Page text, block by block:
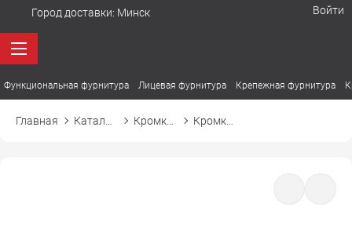
Город доставки: Минск Войти
Функциональная фурнитура Лицевая фурнитура Крепежная фурнитура
Главная